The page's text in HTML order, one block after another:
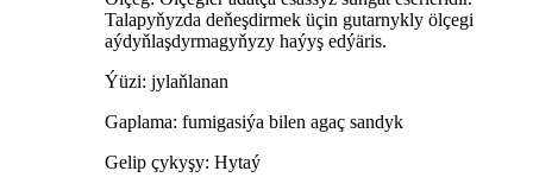
Talapyňyzda deňeşdirmek üçin gutarnykly ölçegi
aýdyňlaşdyrmagyňyzy haýyş edýäris.
Ýüzi: jylaňlanan
Gaplama: fumigasiýa bilen agaç sandyk
Gelip çykyşy: Hytaý